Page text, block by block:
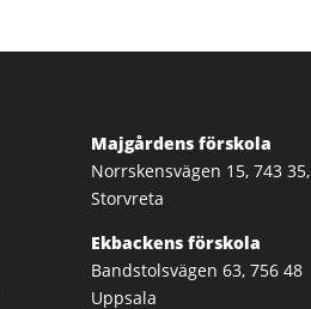
Majgårdens förskola
Norrskensvägen 15, 743 35,
Storvreta
Ekbackens förskola
Bandstolsvägen 63, 756 48
Uppsala